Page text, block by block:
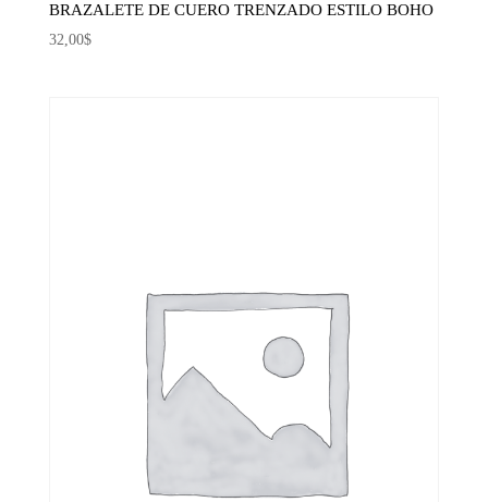
BRAZALETE DE CUERO TRENZADO ESTILO BOHO
32,00$